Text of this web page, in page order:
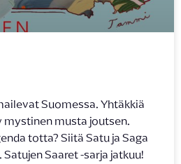
Suomessa. Yhtäkkiä
musta joutsen.
totta? Siitä Satu ja Saga
Saaret -sarja jatkuu!